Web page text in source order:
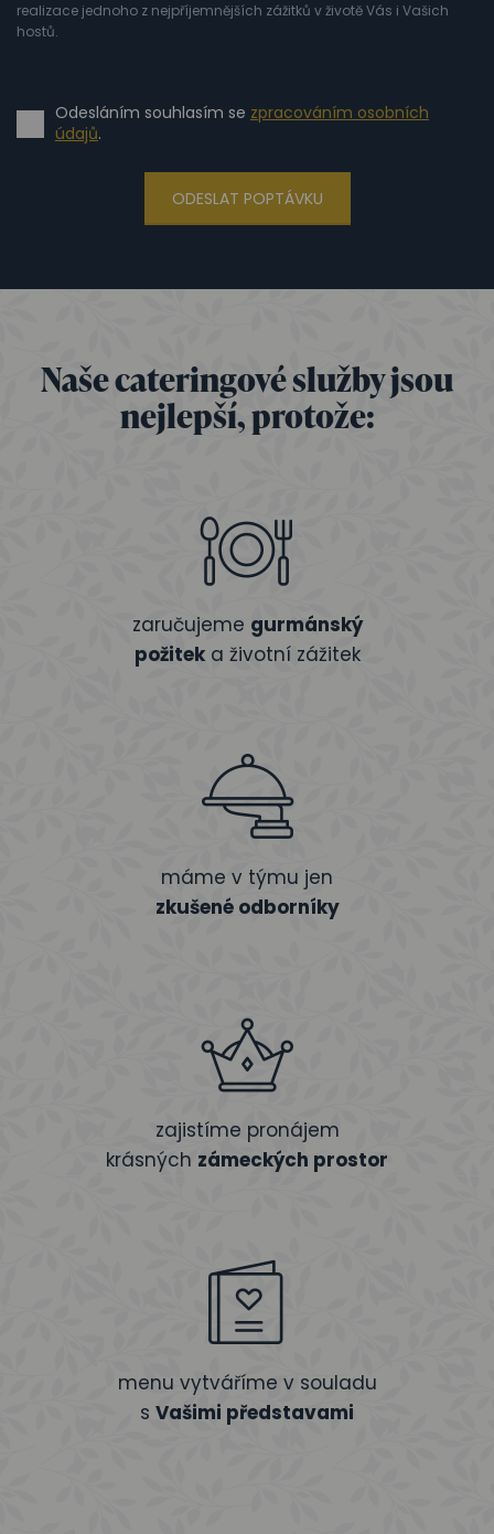
realizace jednoho z nejpříjemnějších zážitků v životě Vás i Vašich
hostů.
Odesláním souhlasím se zpracováním osobních
údajů.
ODESLAT POPTÁVKU
Naše cateringové služby jsou
nejlepší, protože:
zaručujeme gurmánský
požiteka životní zážitek
máme v týmu jen
zkušené odborníky
zajistíme pronájem
krásných zámeckých prostor
menu vytváříme v souladu
s Vašimi představami